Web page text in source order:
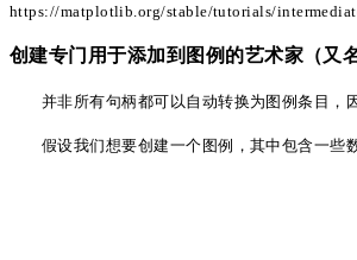
https://matplotlib.org/stable/tutorials/
创建专门用于添加到图例的艺术家（又
并非所有句柄都可以自动转换为图例条目，
假设我们想要创建一个图例，其中包含一些